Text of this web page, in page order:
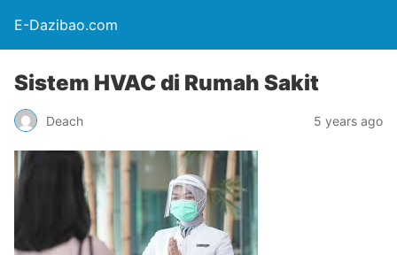
E-Dazibao.com
Sistem HVAC di Rumah Sakit
Deach 5 years ago